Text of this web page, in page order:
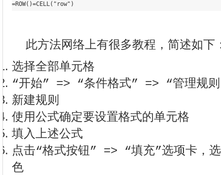
=ROW()=CELL("row")
此方法网络上有很多教程，简述如下
选择全部单元格
“开始” => “条件格式” => “管理规
新建规则
使用公式确定要设置格式的单元格
填入上述公式
点击“格式按钮” => “填充”选项卡，
色